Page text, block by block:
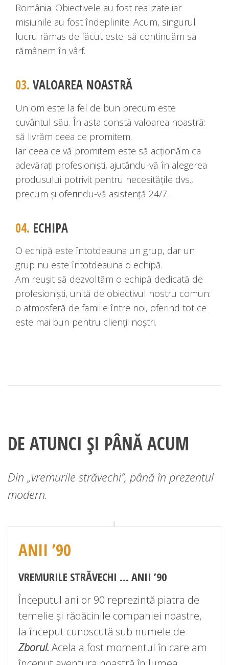
România. Obiectivele au fost realizate iar
misiunile au fost îndeplinite. Acum, singurul
lucru rămas de făcut este: să continuăm să
rămânem în vârf.
03. VALOAREA NOASTRĂ
Un om este la fel de bun precum este
cuvântul său. În asta constă valoarea noastră:
să livrăm ceea ce promitem.
Iar ceea ce vă promitem este să acționăm ca
adevărați profesioniști, ajutându-vă în alegerea
produsului potrivit pentru necesitățile dvs.,
precum și oferindu-vă asistență 24/7.
04. ECHIPA
O echipă este întotdeauna un grup, dar un
grup nu este întotdeauna o echipă.
Am reușit să dezvoltăm o echipă dedicată de
profesioniști, unită de obiectivul nostru comun:
o atmosferă de familie între noi, oferind tot ce
este mai bun pentru clienții noștri.
DE ATUNCI ȘI PÂNĂ ACUM
Din „vremurile străvechi”, până în prezentul
modern.
ANII ’90
VREMURILE STRĂVECHI … ANII ’90
Începutul anilor 90 reprezintă piatra de
temelie și rădăcinile companiei noastre,
la început cunoscută sub numele de
Zborul. Acela a fost momentul în care am